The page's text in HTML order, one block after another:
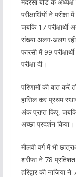
मदरसा बोर्ड के
परीक्षार्थियों ने
जबकि 17 परीक्षार्थी
संख्या अलग-अलग
फारसी में 99
परीक्षा दी।
परिणामों की बात करें
हासिल कर प्रथम
अंक प्राप्त किए,
अच्छा प्रदर्शन किया।
मौलवी वर्ग में भी
शरीफा ने 78 प्रतिशत
हरिद्वार की